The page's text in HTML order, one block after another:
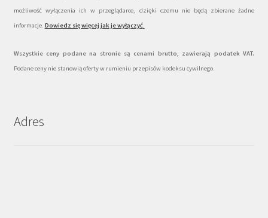
możliwość wyłączenia ich w przeglądarce, dzięki czemu nie będą zbierane żadne
informacje. Dowiedz się więcej jak je wyłączyć.
Wszystkie ceny podane na stronie są cenami brutto, zawierają podatek VAT.
Podane ceny nie stanowią oferty w rumieniu przepisów kodeksu cywilnego.
Adres